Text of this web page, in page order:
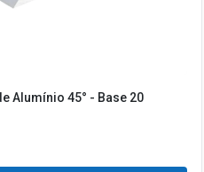
Alumínio 45° - Base 20